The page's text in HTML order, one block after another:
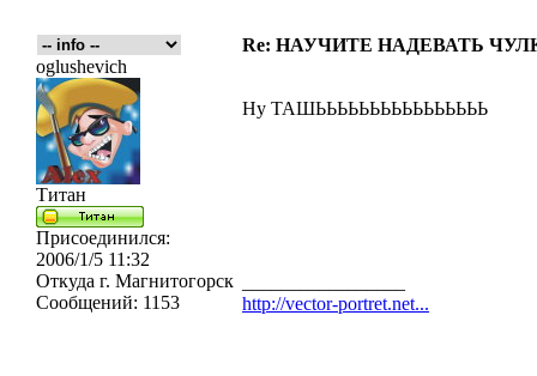
Re: НАУЧИТЕ НАДЕВАТЬ
oglushevich
Титан
Присоединился:
2006/1/5 11:32
Откуда г. Магнитогорск
Сообщений: 1153
Ну ТАШЬЬЬЬЬЬЬЬЬЬЬЬЬЬЬЬ
http://vector-portret.net...